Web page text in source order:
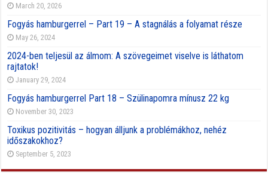
March 20, 2026
Fogyás hamburgerrel – Part 19 – A stagnálás a folyamat része
May 26, 2024
2024-ben teljesül az álmom: A szövegeimet viselve is láthatom
rajtatok!
January 29, 2024
Fogyás hamburgerrel Part 18 – Szülinapomra mínusz 22 kg
November 30, 2023
Toxikus pozitivitás – hogyan álljunk a problémákhoz, nehéz
időszakokhoz?
September 5, 2023